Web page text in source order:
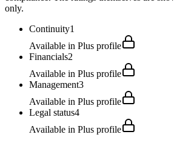
only.
Continuity1
Available in Plus profile
Financials2
Available in Plus profile
Management3
Available in Plus profile
Legal status4
Available in Plus profile